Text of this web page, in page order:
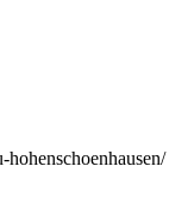
hohenschoenhausen/